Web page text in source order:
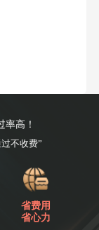
高！
不收费”
省费用
省心力